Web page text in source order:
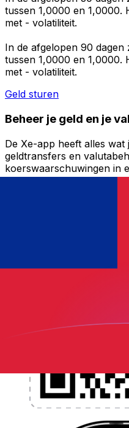
tussen 1,0000 en 1,0000.
met - volatiliteit.
In de afgelopen 90
tussen 1,0000 en 1,0000.
met - volatiliteit.
Geld sturen
Beheer je geld en je
De Xe-app heeft alles
geldtransfers en
koerswaarschuwingen in
buitenland zonder